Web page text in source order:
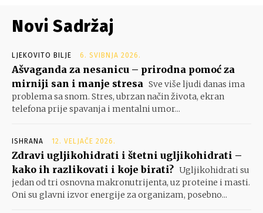
Novi Sadržaj
LJEKOVITO BILJE 6. SVIBNJA 2026.
Ašvaganda za nesanicu – prirodna pomoć za
mirniji san i manje stresa Sve više ljudi danas ima
problema sa snom. Stres, ubrzan način života, ekran
telefona prije spavanja i mentalni umor...
ISHRANA 12. VELJAČE 2026.
Zdravi ugljikohidrati i štetni ugljikohidrati –
kako ih razlikovati i koje birati? Ugljikohidrati su
jedan od tri osnovna makronutrijenta, uz proteine i masti.
Oni su glavni izvor energije za organizam, posebno...